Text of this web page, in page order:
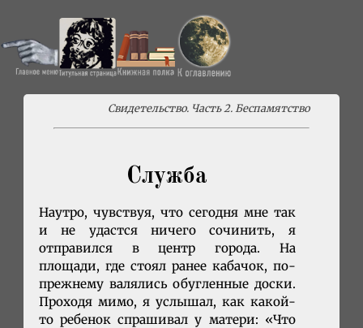
Свидетельство. Часть 2. Беспамятство
Служба
Наутро, чувствуя, что сегодня мне так
и не удастся ничего сочинить, я
отправился в центр города. На
площади, где стоял ранее кабачок, по-
прежнему валялись обугленные доски.
Проходя мимо, я услышал, как какой-
то ребенок спрашивал у матери: «Что